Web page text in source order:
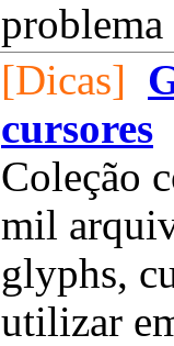
[Dicas]
cursores
Coleção
mil
glyphs,
utilizar